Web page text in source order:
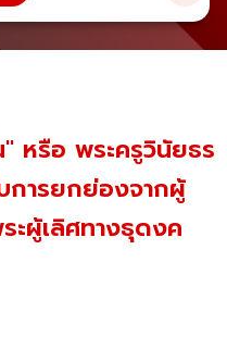
หรือ พระครูวินัยธร
การยกย่องจากผู้
ะผู้เลิศทางธุดงค